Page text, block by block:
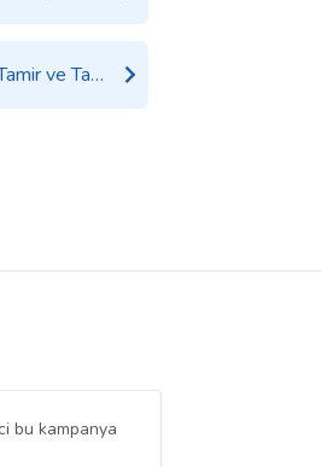
Tüm Tamir ve Tadilat Gereçleri Ürünleri
bu kampanya